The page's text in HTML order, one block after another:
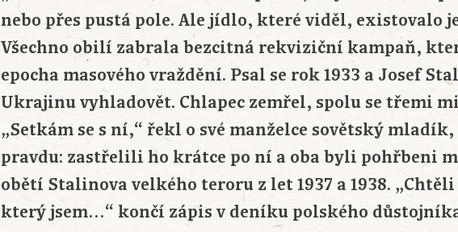
nebo přes pustá pole. Ale jídlo, které viděl, existovalo
Všechno obilí zabrala bezcitná rekviziční kampaň,
epocha masového vraždění. Psal se rok 1933 a Josef
Ukrajinu vyhladovět. Chlapec zemřel, spolu se třemi
„Setkám se s ní,“ řekl o své manželce sovětský mladík,
pravdu: zastřelili ho krátce po ní a oba byli pohřbeni
obětí Stalinova velkého teroru z let 1937 a 1938.
který jsem…“ končí zápis v deníku polského